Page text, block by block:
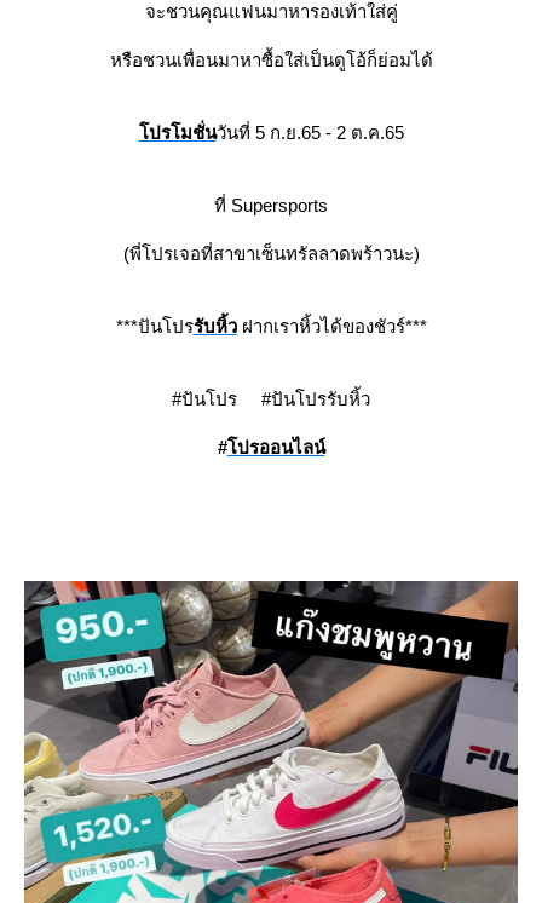
จะชวนคุณแฟนมาหารองเท้าใส่คู่
หรือชวนเพื่อนมาหาซื้อใส่เป็นดูโอ้ก็ย่อมได้
ปรโมชั่นวันที่ 5 ก.ย.65 - 2 ต.ค.65
ที่ Supersports
(พี่โปรเจอที่สาขาเซ็นทรัลลาดพร้าวนะ)
***ปันโปรรับหิ้วฝากเราหิ้วได้ของชัวร์***
#ปันโปร #ปันโปรรับหิ้ว
#ปรออนไลน์